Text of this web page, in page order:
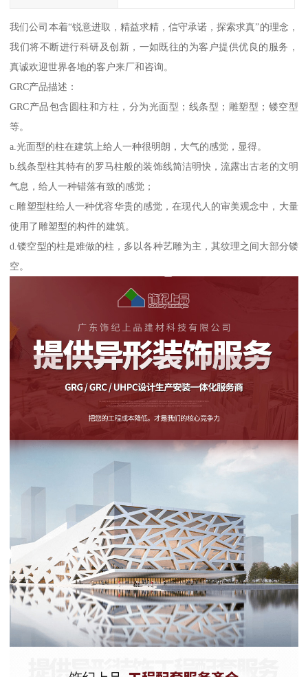
我们公司本着“锐意进取，精益求精，信守承诺，探索求真”的理念，
我们将不断进行科研及创新，一如既往的为客户提供优良的服务，
真诚欢迎世界各地的客户来厂和咨询。
GRC产品描述：
GRC产品包含圆柱和方柱，分为光面型；线条型；雕塑型；镂空型
等。
a.光面型的柱在建筑上给人一种很明朗，大气的感觉，显得。
b.线条型柱其特有的罗马柱般的装饰线简洁明快，流露出古老的文明
气息，给人一种错落有致的感觉；
c.雕塑型柱给人一种优容华贵的感觉，在现代人的审美观念中，大量
使用了雕塑型的构件的建筑。
d.镂空型的柱是难做的柱，多以各种艺雕为主，其纹理之间大部分镂
空。